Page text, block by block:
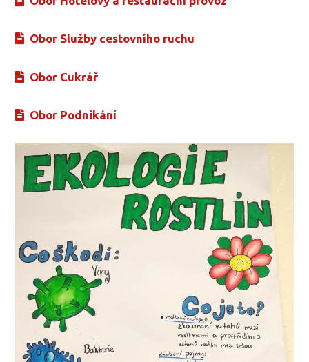
Obor Služby cestovního ruchu
Obor Cukrář
Obor Podnikání